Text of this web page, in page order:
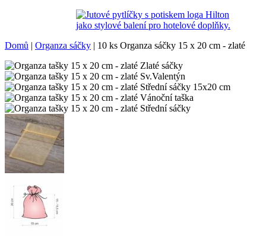
Domů | Organza sáčky | 10 ks Organza sáčky 15 x 20 cm - zlaté